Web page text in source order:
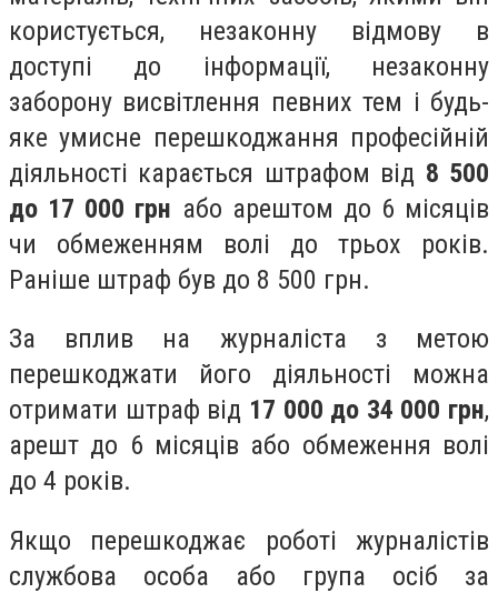
користується, незаконну відмову в
доступі до інформації, незаконну
заборону висвітлення певних тем і будь-
яке умисне перешкоджання професійній
діяльності карається штрафом від 8 500
до 17 000 грн або арештом до 6 місяців
чи обмеженням волі до трьох років.
Раніше штраф був до 8 500 грн.
За вплив на журналіста з метою
перешкоджати його діяльності можна
отримати штраф від 17 000 до 34 000 грн,
арешт до 6 місяців або обмеження волі
до 4 років.
Якщо перешкоджає роботі журналістів
службова особа або група осіб за